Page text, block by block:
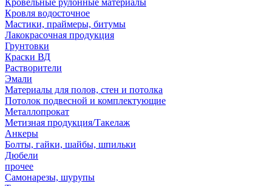
Кровельные рулонные материалы
Кровля водосточное
Мастики, праймеры, битумы
Лакокрасочная продукция
Грунтовки
Краски ВД
Растворители
Эмали
Материалы для полов, стен и потолка
Потолок подвесной и комплектующие
Металлопрокат
Метизная продукция/Такелаж
Анкеры
Болты, гайки, шайбы, шпильки
Дюбели
прочее
Самонарезы, шурупы